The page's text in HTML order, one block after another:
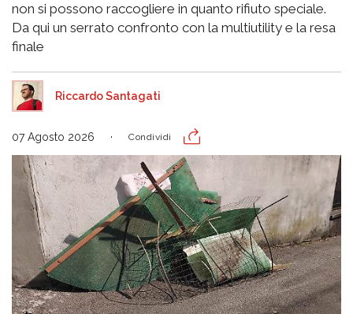
non si possono raccogliere in quanto rifiuto speciale.
Da qui un serrato confronto con la multiutility e la resa
finale
Riccardo Santagati
07 Agosto 2026 Condividi